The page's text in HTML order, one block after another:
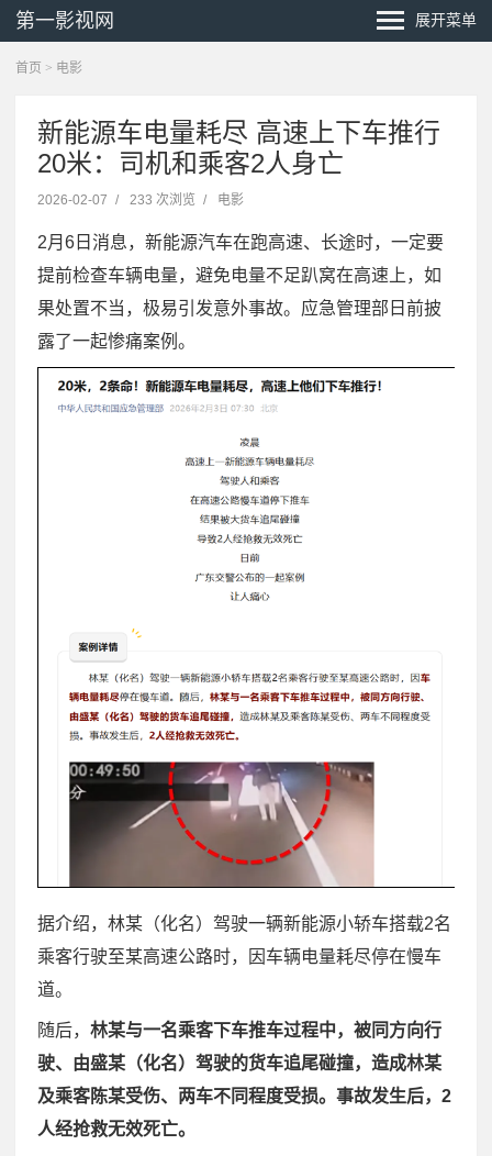
第一影视网 展开菜单
首页 > 电影
新能源车电量耗尽 高速上下车推行
20米：司机和乘客2人身亡
2026-02-07 / 233 次浏览 / 电影
2月6日消息，新能源汽车在跑高速、长途时，一定要
提前检查车辆电量，避免电量不足趴窝在高速上，如
果处置不当，极易引发意外事故。应急管理部日前披
露了一起惨痛案例。
据介绍，林某（化名）驾驶一辆新能源小轿车搭载2名
乘客行驶至某高速公路时，因车辆电量耗尽停在慢车
道。
随后， 林某与一名乘客下车推车过程中，被同方向行
驶、由盛某（化名）驾驶的货车追尾碰撞，造成林某
及乘客陈某受伤、两车不同程度受损。事故发生后，2
人经抢救无效死亡。